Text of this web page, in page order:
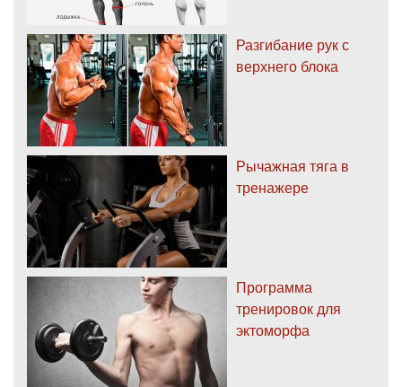
Разгибание рук с
верхнего блока
Рычажная тяга в
тренажере
Программа
тренировок для
эктоморфа